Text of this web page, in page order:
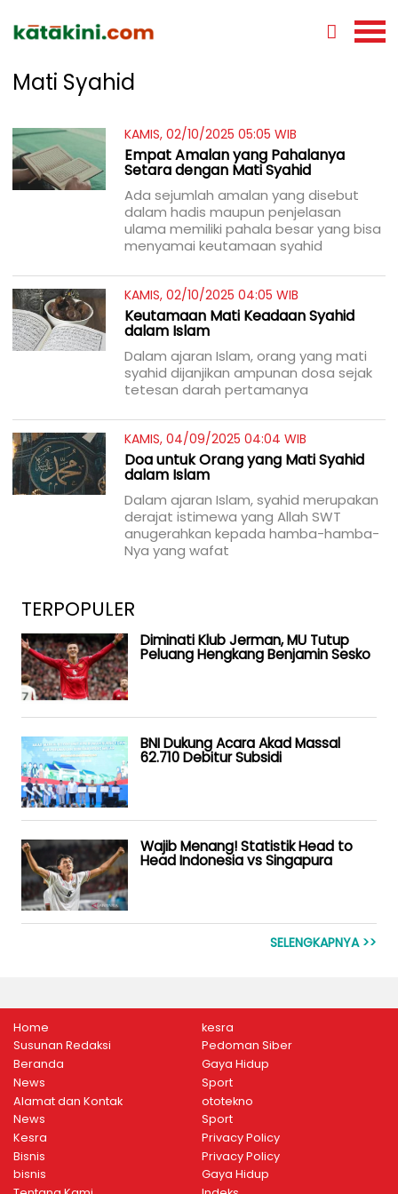
Mati Syahid
KAMIS, 02/10/2025 05:05 WIB
Empat Amalan yang Pahalanya
Setara dengan Mati Syahid
Ada sejumlah amalan yang disebut
dalam hadis maupun penjelasan
ulama memiliki pahala besar yang bisa
menyamai keutamaan syahid
KAMIS, 02/10/2025 04:05 WIB
Keutamaan Mati Keadaan Syahid
dalam Islam
Dalam ajaran Islam, orang yang mati
syahid dijanjikan ampunan dosa sejak
tetesan darah pertamanya
KAMIS, 04/09/2025 04:04 WIB
Doa untuk Orang yang Mati Syahid
dalam Islam
Dalam ajaran Islam, syahid merupakan
derajat istimewa yang Allah SWT
anugerahkan kepada hamba-hamba-
Nya yang wafat
TERPOPULER
Diminati Klub Jerman, MU Tutup
Peluang Hengkang Benjamin Sesko
BNI Dukung Acara Akad Massal
62.710 Debitur Subsidi
Wajib Menang! Statistik Head to
Head Indonesia vs Singapura
SELENGKAPNYA >>
Home
Susunan Redaksi
Beranda
News
Alamat dan Kontak
News
Kesra
Bisnis
bisnis
kesra
Pedoman Siber
Gaya Hidup
Sport
ototekno
Sport
Privacy Policy
Privacy Policy
Gaya Hidup